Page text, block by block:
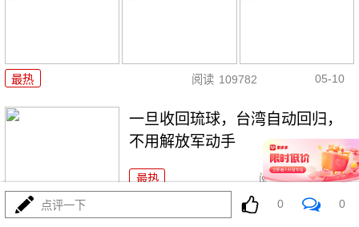
最热 阅读 109782 05-10
一旦收回琉球，台湾自动回归，
不用解放军动手
最热 阅读 55992
美国凶猛出击，台湾很危险，开始狗急跳墙了
点评一下 0 0